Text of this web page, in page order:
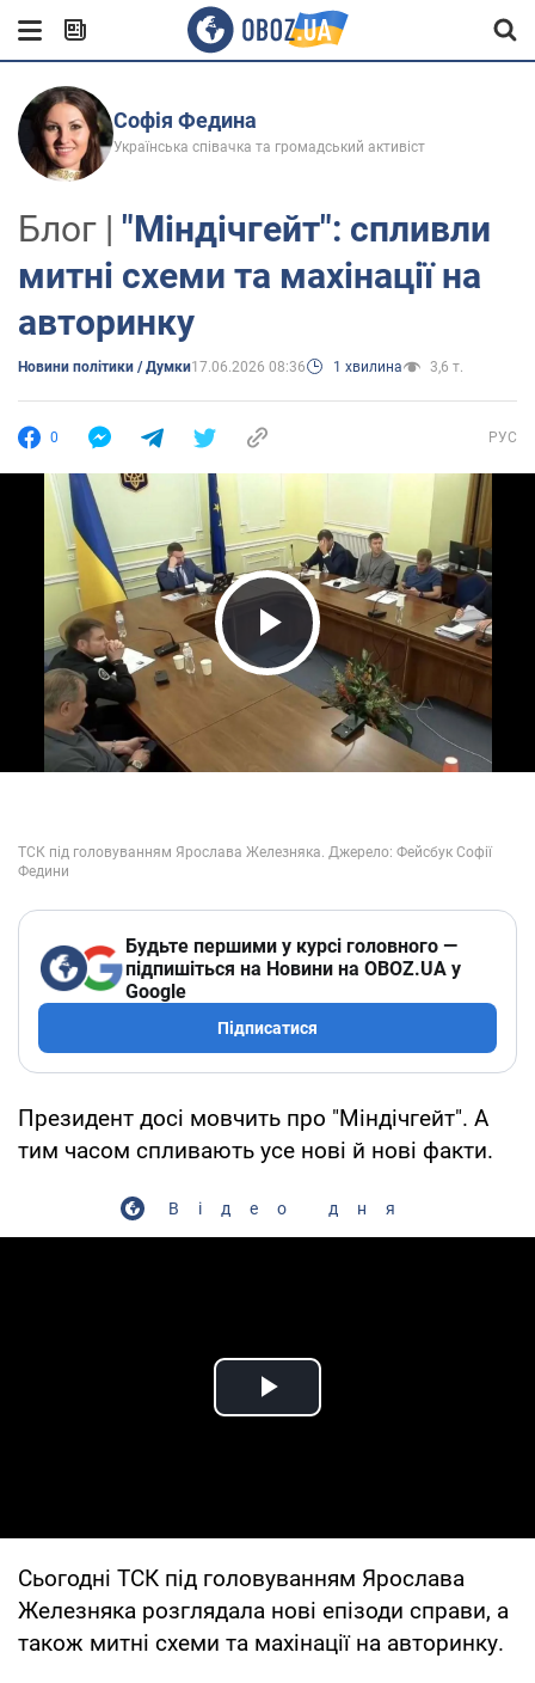
Софія Федина
Українська співачка та громадський активіст
Блог | "Міндічгейт": спливли
митні схеми та махінації на
авторинку
Новини політики / Думки17.06.2026 08:36 1 хвилина 3,6 т.
0 РУС
Play Video
Будьте першими у курсі головного —
підпишіться на Новини на OBOZ.UA у
Google
Підписатися
Президент досі мовчить про "Міндічгейт". А
тим часом спливають усе нові й нові факти.
Відео дня
Play Video
Сьогодні ТСК під головуванням Ярослава
Железняка розглядала нові епізоди справи, а
також митні схеми та махінації на авторинку.